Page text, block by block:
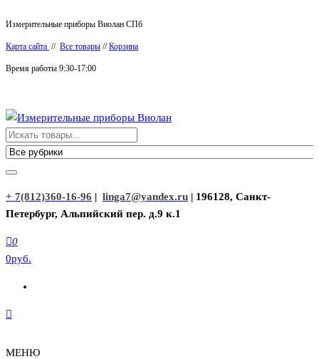
к
содержимому
Измерительные приборы Виолан СПб
Карта сайта // Все товары //Корзина
Время работы 9:30-17:00
Измерительные приборы Виолан
+ 7(812)360-16-96 | linga7@yandex.ru | 196128, Санкт-
Петербург, Альпийский пер. д.9 к.1
0
0руб.
МЕНЮ